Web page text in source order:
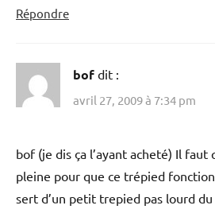
Répondre
bof dit :
avril 27, 2009 à 7:34 pm
bof (je dis ça l’ayant acheté) Il
pleine pour que ce trépied
sert d’un petit trepied pas lourd